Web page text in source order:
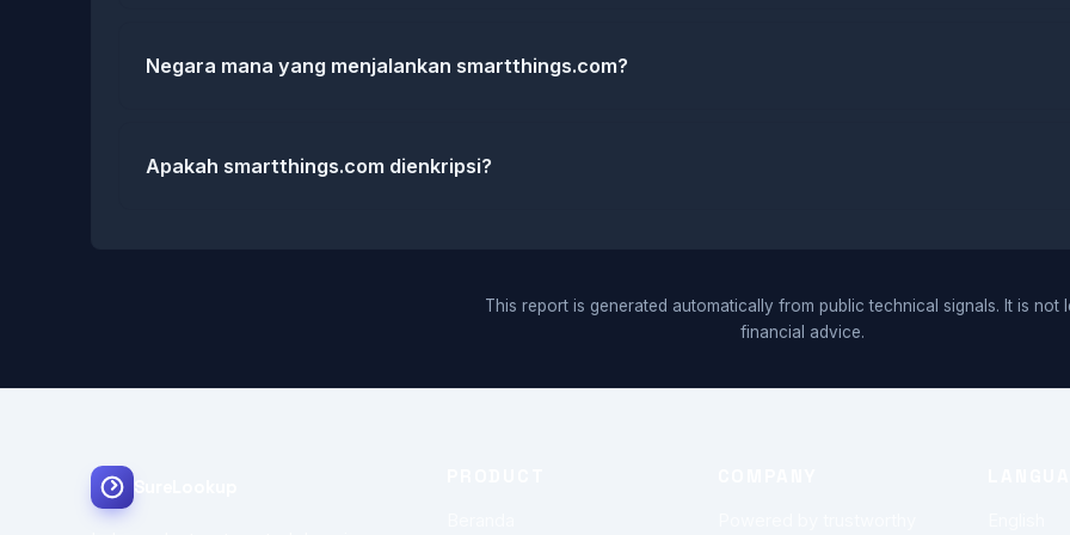
Negara mana yang menjalankan smartthings.com?
Apakah smartthings.com dienkripsi?
This report is generated automatically from public technical signals. It is not
financial advice.
SureLookup